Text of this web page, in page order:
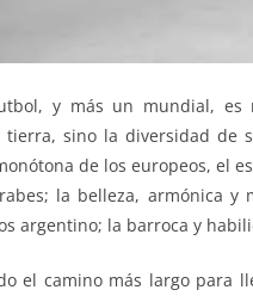
y más un mundial,
sino la diversidad de
de los europeos, el
la belleza, armónica
argentino; la barroca y
el camino más largo para